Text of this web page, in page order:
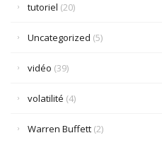
tutoriel (20)
Uncategorized (5)
vidéo (39)
volatilité (4)
Warren Buffett (2)